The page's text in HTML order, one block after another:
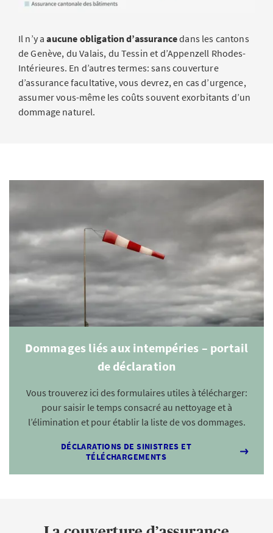
Il n’y aaucune obligation d’assurancedans les cantons
de Genève, du Valais, du Tessin et d’Appenzell Rhodes-
Intérieures. En d’autres termes: sans couverture
d’assurance facultative, vous devrez, en cas d’urgence,
assumer vous-même les coûts souvent exorbitants d’un
dommage naturel.
Dommages liés aux intempéries – portail
de déclaration
Vous trouverez ici des formulaires utiles à télécharger:
pour saisir le temps consacré au nettoyage et à
l’élimination et pour établir la liste de vos dommages.
DÉCLARATIONS DE SINISTRES ET
TÉLÉCHARGEMENTS